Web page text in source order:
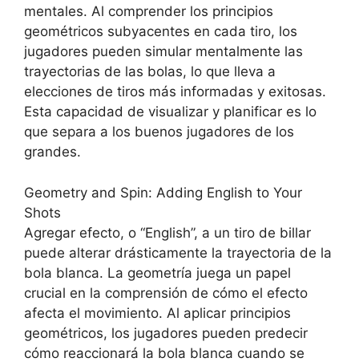
mentales. Al comprender los principios
geométricos subyacentes en cada tiro, los
jugadores pueden simular mentalmente las
trayectorias de las bolas, lo que lleva a
elecciones de tiros más informadas y exitosas.
Esta capacidad de visualizar y planificar es lo
que separa a los buenos jugadores de los
grandes.
Geometry and Spin: Adding English to Your
Shots
Agregar efecto, o “English”, a un tiro de billar
puede alterar drásticamente la trayectoria de la
bola blanca. La geometría juega un papel
crucial en la comprensión de cómo el efecto
afecta el movimiento. Al aplicar principios
geométricos, los jugadores pueden predecir
cómo reaccionará la bola blanca cuando se